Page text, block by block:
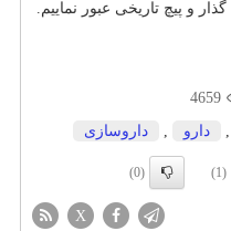
و پیچ تاریخی عبور نماییم.
4659
دارو داروسازی
(1)
(0)
X